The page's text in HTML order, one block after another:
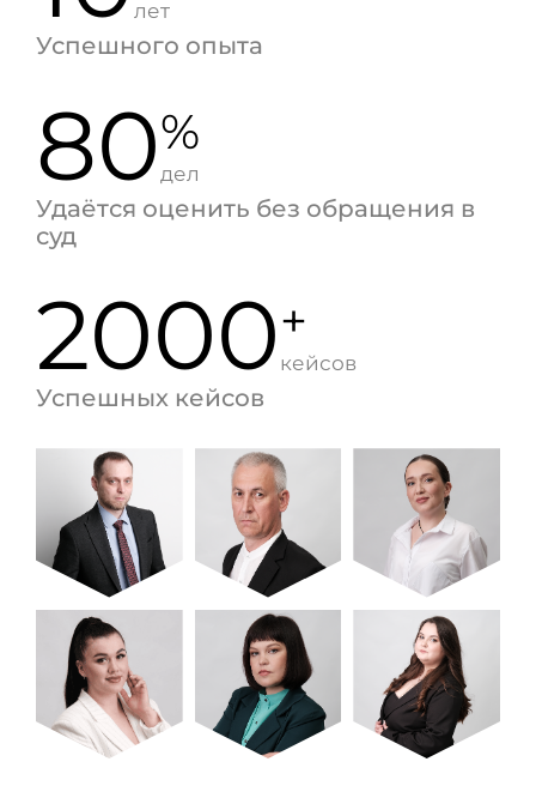
лет
Успешного опыта
80%
дел
Удаётся оценить без обращения в
суд
2000+
кейсов
Успешных кейсов